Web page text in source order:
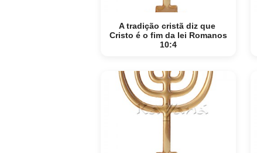
A tradição cristã diz que
Cristo é o fim da lei Romanos
10:4